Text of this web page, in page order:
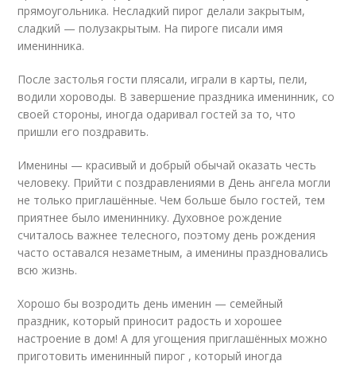
прямоугольника. Несладкий пирог делали закрытым,
сладкий — полузакрытым. На пироге писали имя
именинника.
После застолья гости плясали, играли в карты, пели,
водили хороводы. В завершение праздника именинник, со
своей стороны, иногда одаривал гостей за то, что
пришли его поздравить.
Именины — красивый и добрый обычай оказать честь
человеку. Прийти с поздравлениями в День ангела могли
не только приглашённые. Чем больше было гостей, тем
приятнее было имениннику. Духовное рождение
считалось важнее телесного, поэтому день рождения
часто оставался незаметным, а именины праздновались
всю жизнь.
Хорошо бы возродить день именин — семейный
праздник, который приносит радость и хорошее
настроение в дом! А для угощения приглашённых можно
приготовить именинный пирог , который иногда